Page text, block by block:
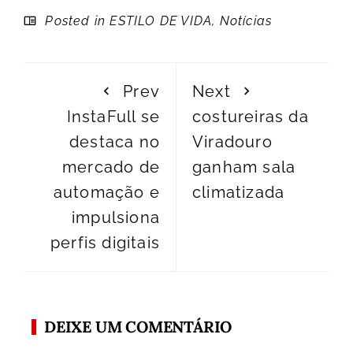
Posted inESTILO DE VIDA, Notícias
Prev
InstaFull se
destaca no
mercado de
automação e
impulsiona
perfis digitais
Next
costureiras da
Viradouro
ganham sala
climatizada
DEIXE UM COMENTÁRIO